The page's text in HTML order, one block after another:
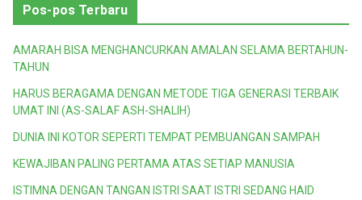
Pos-pos Terbaru
AMARAH BISA MENGHANCURKAN AMALAN SELAMA BERTAHUN-
TAHUN
HARUS BERAGAMA DENGAN METODE TIGA GENERASI TERBAIK
UMAT INI (AS-SALAF ASH-SHALIH)
DUNIA INI KOTOR SEPERTI TEMPAT PEMBUANGAN SAMPAH
KEWAJIBAN PALING PERTAMA ATAS SETIAP MANUSIA
ISTIMNA DENGAN TANGAN ISTRI SAAT ISTRI SEDANG HAID